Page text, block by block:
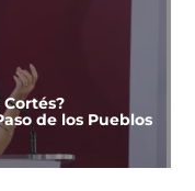
de los Pueblos